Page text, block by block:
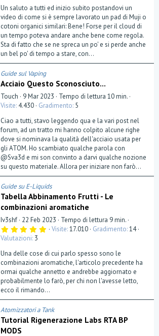
s
e
l
l
a
(
e
)
Un saluto a tutti ed inizio subito postandovi un
video di come si è sempre lavorato un pad di Muji o
cotoni organici similari: Bene! Forse per il cloud di
un tempo poteva andare anche bene come regola.
Sta di fatto che se ne spreca un po' e si perde anche
un bel po' di tempo a stare, con...
Guide sul Vaping
Acciaio Questo Sconosciuto...
Touch 9 Mar 2023
Tempo di lettura 10 min.
Visite 4.430 Gradimento 5
Ciao a tutti, stavo leggendo qua e la vari post nel
forum, ad un tratto mi hanno colpito alcune righe
dove si nominava la qualità dell'acciaio usata per
gli ATOM. Ho scambiato qualche parola con
@Sva3d e mi son convinto a darvi qualche nozione
su questo materiale. Allora per iniziare non farò...
Guide su E-Liquids
Tabella Abbinamento Frutti - Le
combinazioni aromatiche
Iv3shf 22 Feb 2023
Tempo di lettura 9 min.
5
0
s
t
e
l
l
(
e
)
Visite 17.010 Gradimento 14
Valutazioni 3
Una delle cose di cui parlo spesso sono le
combinazioni aromatiche, l'articolo precedente ha
ormai qualche annetto e andrebbe aggiornato e
probabilmente lo farò, per chi non l'avesse letto,
ecco il rimando...
Atomizzatori a Tank
Tutorial Rigenerazione Labs RTA BP
MODS